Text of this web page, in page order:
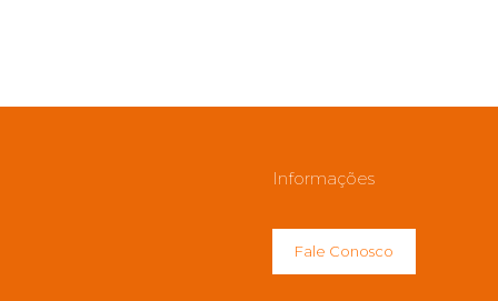
Informações
Fale Conosco